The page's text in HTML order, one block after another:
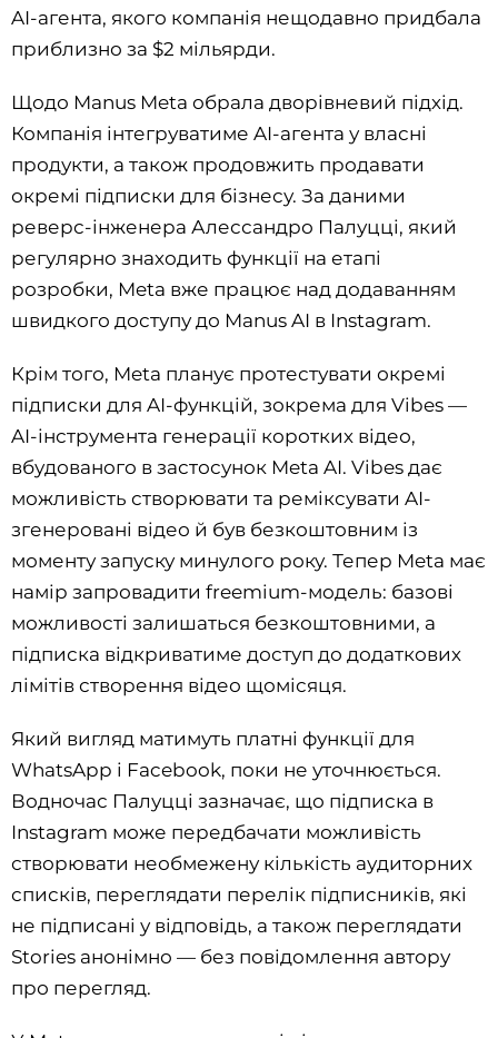
AI-агента, якого компанія нещодавно придбала
приблизно за $2 мільярди.
Щодо Manus Meta обрала дворівневий підхід.
Компанія інтегруватиме AI-агента у власні
продукти, а також продовжить продавати
окремі підписки для бізнесу. За даними
реверс-інженера Алессандро Палуцці, який
регулярно знаходить функції на етапі
розробки, Meta вже працює над додаванням
швидкого доступу до Manus AI в Instagram.
Крім того, Meta планує протестувати окремі
підписки для AI-функцій, зокрема для Vibes —
AI-інструмента генерації коротких відео,
вбудованого в застосунок Meta AI. Vibes дає
можливість створювати та реміксувати AI-
згенеровані відео й був безкоштовним із
моменту запуску минулого року. Тепер Meta має
намір запровадити freemium-модель: базові
можливості залишаться безкоштовними, а
підписка відкриватиме доступ до додаткових
лімітів створення відео щомісяця.
Який вигляд матимуть платні функції для
WhatsApp і Facebook, поки не уточнюється.
Водночас Палуцці зазначає, що підписка в
Instagram може передбачати можливість
створювати необмежену кількість аудиторних
списків, переглядати перелік підписників, які
не підписані у відповідь, а також переглядати
Stories анонімно — без повідомлення автору
про перегляд.